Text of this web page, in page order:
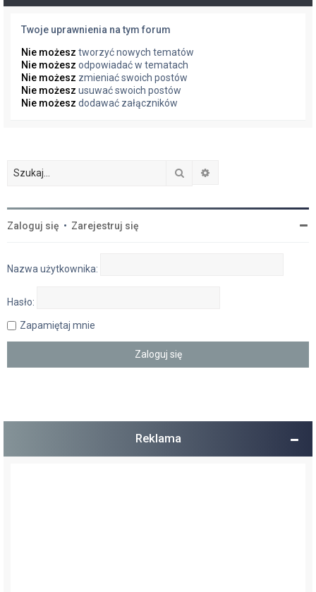
Twoje uprawnienia na tym forum
Nie możesz tworzyć nowych tematów
Nie możesz odpowiadać w tematach
Nie możesz zmieniać swoich postów
Nie możesz usuwać swoich postów
Nie możesz dodawać załączników
Szukaj
Zaloguj się • Zarejestruj się
Nazwa użytkownika:
Hasło:
Zapamiętaj mnie
Reklama